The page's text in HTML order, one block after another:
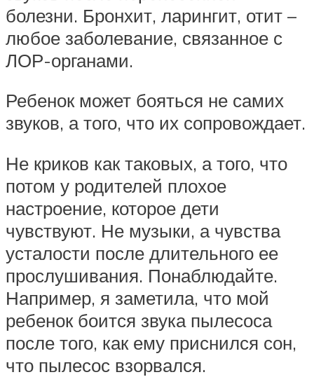
болезни. Бронхит, ларингит, отит –
любое заболевание, связанное с
ЛОР-органами.
Ребенок может бояться не самих
звуков, а того, что их сопровождает.
Не криков как таковых, а того, что
потом у родителей плохое
настроение, которое дети
чувствуют. Не музыки, а чувства
усталости после длительного ее
прослушивания. Понаблюдайте.
Например, я заметила, что мой
ребенок боится звука пылесоса
после того, как ему приснился сон,
что пылесос взорвался.